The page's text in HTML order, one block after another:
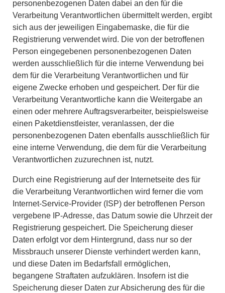
personenbezogenen Daten dabei an den für die
Verarbeitung Verantwortlichen übermittelt werden, ergibt
sich aus der jeweiligen Eingabemaske, die für die
Registrierung verwendet wird. Die von der betroffenen
Person eingegebenen personenbezogenen Daten
werden ausschließlich für die interne Verwendung bei
dem für die Verarbeitung Verantwortlichen und für
eigene Zwecke erhoben und gespeichert. Der für die
Verarbeitung Verantwortliche kann die Weitergabe an
einen oder mehrere Auftragsverarbeiter, beispielsweise
einen Paketdienstleister, veranlassen, der die
personenbezogenen Daten ebenfalls ausschließlich für
eine interne Verwendung, die dem für die Verarbeitung
Verantwortlichen zuzurechnen ist, nutzt.
Durch eine Registrierung auf der Internetseite des für
die Verarbeitung Verantwortlichen wird ferner die vom
Internet-Service-Provider (ISP) der betroffenen Person
vergebene IP-Adresse, das Datum sowie die Uhrzeit der
Registrierung gespeichert. Die Speicherung dieser
Daten erfolgt vor dem Hintergrund, dass nur so der
Missbrauch unserer Dienste verhindert werden kann,
und diese Daten im Bedarfsfall ermöglichen,
begangene Straftaten aufzuklären. Insofern ist die
Speicherung dieser Daten zur Absicherung des für die